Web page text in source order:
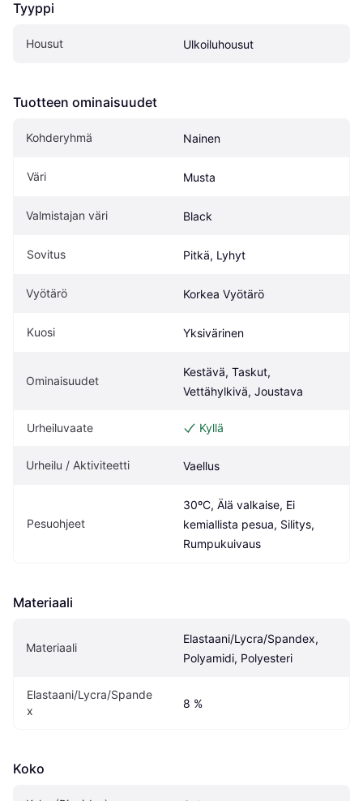
Tyyppi
Housut Ulkoiluhousut
Tuotteen ominaisuudet
Kohderyhmä Nainen
Väri Musta
Valmistajan väri Black
Sovitus Pitkä, Lyhyt
Vyötärö Korkea Vyötärö
Kuosi Yksivärinen
Ominaisuudet
Kestävä, Taskut,
Vettähylkivä, Joustava
Urheiluvaate Kyllä
Urheilu / Aktiviteetti Vaellus
Pesuohjeet
30ºC, Älä valkaise, Ei
kemiallista pesua, Silitys,
Rumpukuivaus
Materiaali
Materiaali
Elastaani/Lycra/Spandex,
Polyamidi, Polyesteri
Elastaani/Lycra/Spande
x
8 %
Koko